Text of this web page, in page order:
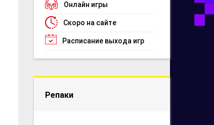
Онлайн игры
Скоро на сайте
Расписание выхода игр
Репаки